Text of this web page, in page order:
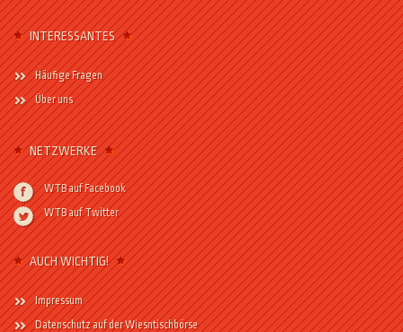
INTERESSANTES
Häufige Fragen
Über uns
NETZWERKE
WTB auf Facebook
WTB auf Twitter
AUCH WICHTIG!
Impressum
Datenschutz auf der Wiesntischbörse